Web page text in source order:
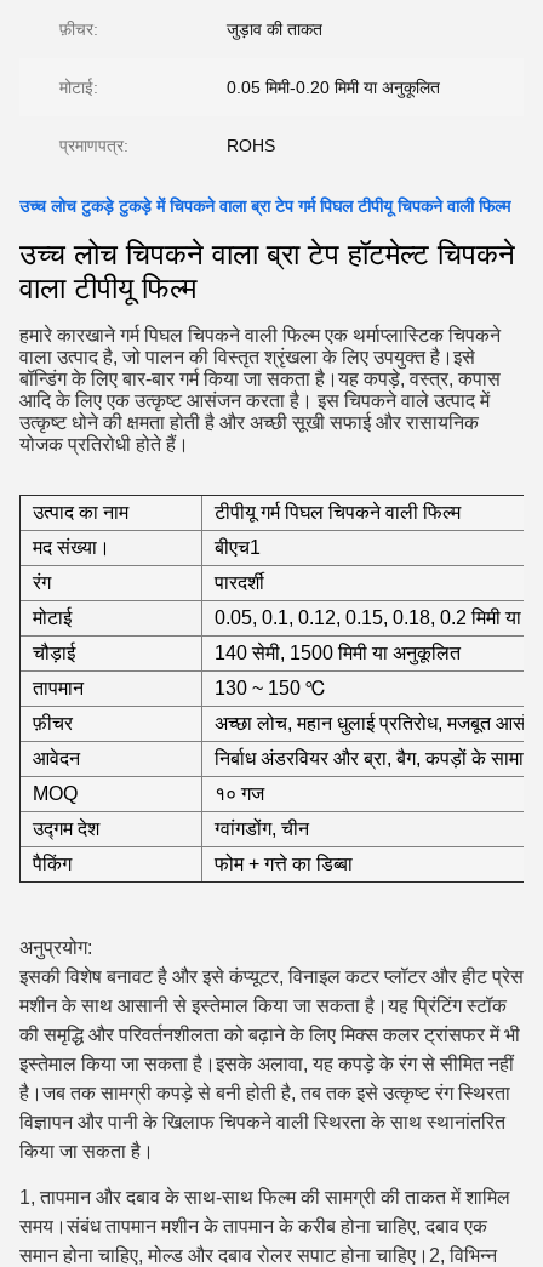
फ़ीचर: जुड़ाव की ताकत
मोटाई: 0.05 मिमी-0.20 मिमी या अनुकूलित
प्रमाणपत्र: ROHS
उच्च लोच टुकड़े टुकड़े में चिपकने वाला ब्रा टेप गर्म पिघल टीपीयू चिपकने वाली फिल्म
उच्च लोच चिपकने वाला ब्रा टेप हॉटमेल्ट चिपकने
वाला टीपीयू फिल्म
हमारे कारखाने गर्म पिघल चिपकने वाली फिल्म एक थर्माप्लास्टिक चिपकने
वाला उत्पाद है, जो पालन की विस्तृत श्रृंखला के लिए उपयुक्त है।इसे
बॉन्डिंग के लिए बार-बार गर्म किया जा सकता है।यह कपड़े, वस्त्र, कपास
आदि के लिए एक उत्कृष्ट आसंजन करता है। इस चिपकने वाले उत्पाद में
उत्कृष्ट धोने की क्षमता होती है और अच्छी सूखी सफाई और रासायनिक
योजक प्रतिरोधी होते हैं।
उत्पाद का नाम
टीपीयू गर्म पिघल चिपकने वाली फिल्म
मद संख्या।
बीएच1
रंग
पारदर्शी
मोटाई
0.05, 0.1, 0.12, 0.15, 0.18, 0.2 मिमी या
चौड़ाई
140 सेमी, 1500 मिमी या अनुकूलित
तापमान
130 ~ 150 ℃
फ़ीचर
अच्छा लोच, महान धुलाई प्रतिरोध, मजबूत
आवेदन
निर्बाध अंडरवियर और ब्रा, बैग, कपड़ों के
MOQ
१० गज
उद्गम देश
ग्वांगडोंग, चीन
पैकिंग
फोम + गत्ते का डिब्बा
अनुप्रयोग:
इसकी विशेष बनावट है और इसे कंप्यूटर, विनाइल कटर प्लॉटर और हीट प्रेस
मशीन के साथ आसानी से इस्तेमाल किया जा सकता है।यह प्रिंटिंग स्टॉक
की समृद्धि और परिवर्तनशीलता को बढ़ाने के लिए मिक्स कलर ट्रांसफर में भी
इस्तेमाल किया जा सकता है।इसके अलावा, यह कपड़े के रंग से सीमित नहीं
है।जब तक सामग्री कपड़े से बनी होती है, तब तक इसे उत्कृष्ट रंग स्थिरता
विज्ञापन और पानी के खिलाफ चिपकने वाली स्थिरता के साथ स्थानांतरित
किया जा सकता है।
1, तापमान और दबाव के साथ-साथ फिल्म की सामग्री की ताकत में शामिल
समय।संबंध तापमान मशीन के तापमान के करीब होना चाहिए, दबाव एक
समान होना चाहिए, मोल्ड और दबाव रोलर सपाट होना चाहिए।2, विभिन्न